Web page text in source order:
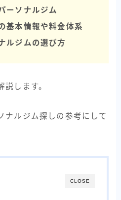
ーソナルジム
基本情報や料金体系
ルジムの選び方
説します。
ナルジム探しの参考にして
CLOSE